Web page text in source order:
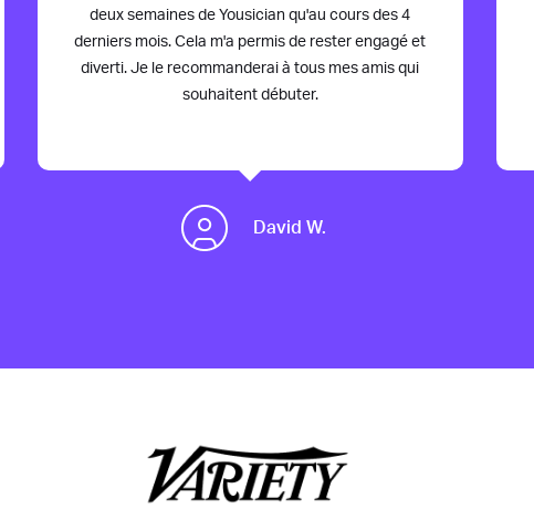
deux semaines de Yousician qu'au cours des 4
derniers mois. Cela m'a permis de rester engagé et
diverti. Je le recommanderai à tous mes amis qui
souhaitent débuter.
David W.